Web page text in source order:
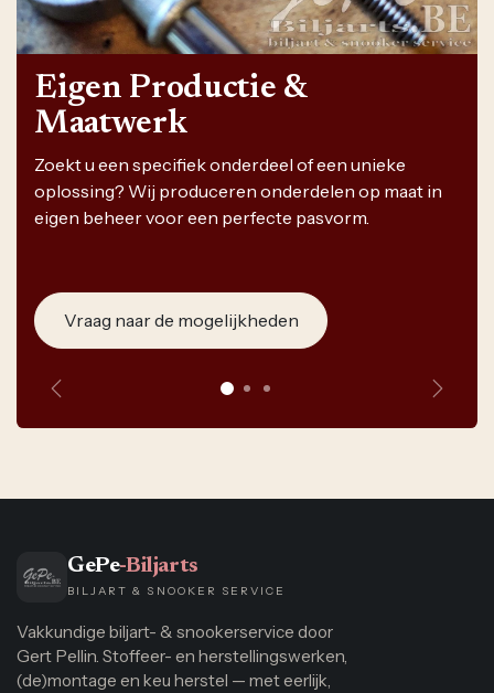
Eigen Productie &
Maatwerk
Zoekt u een specifiek onderdeel of een unieke
oplossing? Wij produceren onderdelen op maat in
eigen beheer voor een perfecte pasvorm.
Vraag naar de mogelijkheden
Vorige
GePe-Biljarts
BILJART & SNOOKER SERVICE
Vakkundige biljart- & snookerservice door
Gert Pellin. Stoffeer- en herstellingswerken,
(de)montage en keu herstel — met eerlijk,